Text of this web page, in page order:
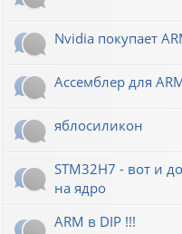
Nvidia покупает
Ассемблер для
яблосиликон
STM32H7 - вот и
на ядро
ARM в DIP !!!